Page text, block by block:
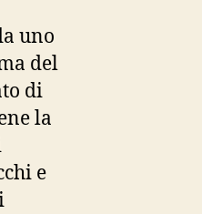
uno
del
di
la
e